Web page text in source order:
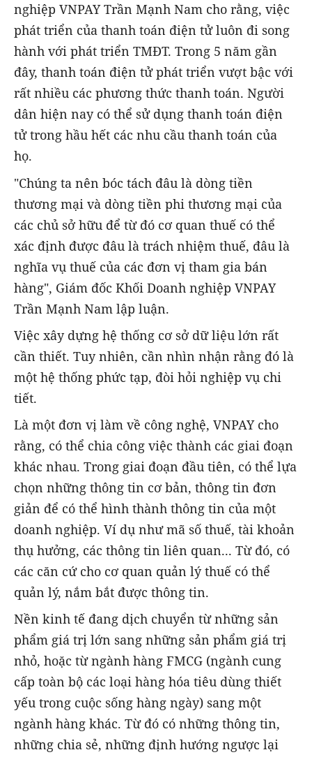
nghiệp VNPAY Trần Mạnh Nam cho rằng, việc
phát triển của thanh toán điện tử luôn đi song
hành với phát triển TMĐT. Trong 5 năm gần
đây, thanh toán điện tử phát triển vượt bậc với
rất nhiều các phương thức thanh toán. Người
dân hiện nay có thể sử dụng thanh toán điện
tử trong hầu hết các nhu cầu thanh toán của
họ.
"Chúng ta nên bóc tách đâu là dòng tiền
thương mại và dòng tiền phi thương mại của
các chủ sở hữu để từ đó cơ quan thuế có thể
xác định được đâu là trách nhiệm thuế, đâu là
nghĩa vụ thuế của các đơn vị tham gia bán
hàng", Giám đốc Khối Doanh nghiệp VNPAY
Trần Mạnh Nam lập luận.
Việc xây dựng hệ thống cơ sở dữ liệu lớn rất
cần thiết. Tuy nhiên, cần nhìn nhận rằng đó là
một hệ thống phức tạp, đòi hỏi nghiệp vụ chi
tiết.
Là một đơn vị làm về công nghệ, VNPAY cho
rằng, có thể chia công việc thành các giai đoạn
khác nhau. Trong giai đoạn đầu tiên, có thể lựa
chọn những thông tin cơ bản, thông tin đơn
giản để có thể hình thành thông tin của một
doanh nghiệp. Ví dụ như mã số thuế, tài khoản
thụ hưởng, các thông tin liên quan... Từ đó, có
các căn cứ cho cơ quan quản lý thuế có thể
quản lý, nắm bắt được thông tin.
Nền kinh tế đang dịch chuyển từ những sản
phẩm giá trị lớn sang những sản phẩm giá trị
nhỏ, hoặc từ ngành hàng FMCG (ngành cung
cấp toàn bộ các loại hàng hóa tiêu dùng thiết
yếu trong cuộc sống hàng ngày) sang một
ngành hàng khác. Từ đó có những thông tin,
những chia sẻ, những định hướng ngược lại